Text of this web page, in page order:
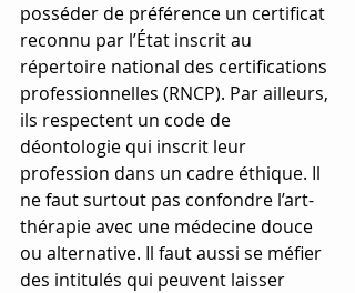
posséder de préférence un certificat
reconnu par l’État inscrit au
répertoire national des certifications
professionnelles (RNCP). Par ailleurs,
ils respectent un code de
déontologie qui inscrit leur
profession dans un cadre éthique. Il
ne faut surtout pas confondre l’art-
thérapie avec une médecine douce
ou alternative. Il faut aussi se méfier
des intitulés qui peuvent laisser